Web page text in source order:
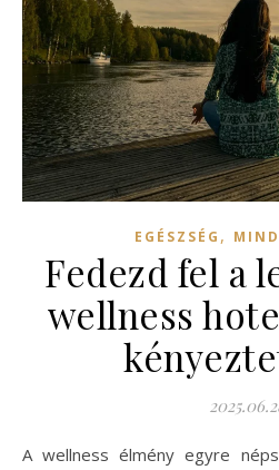
EGÉSZSÉG ,
Fedezd fel a
wellness
A wellness élmény egyre népszerűbbé válik, ahogy az